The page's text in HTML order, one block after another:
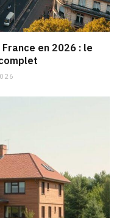
en 2026 : le